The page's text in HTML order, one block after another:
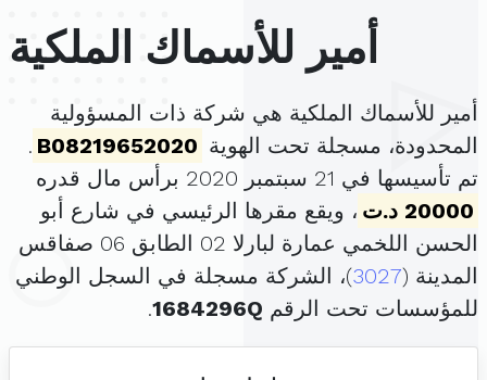
أمير للأسماك الملكية
أمير للأسماك الملكية هي شركة ذات المسؤولية
المحدودة، مسجلة تحت الهوية B08219652020
.
تم تأسيسها في 21 سبتمبر 2020 برأس مال قدره
20000 د.ت
، ويقع مقرها الرئيسي في شارع أبو
الحسن اللخمي عمارة لبارلا 02 الطابق 06 صفاقس
المدينة (3027)، الشركة مسجلة في السجل الوطني
للمؤسسات تحت الرقم 1684296Q
.